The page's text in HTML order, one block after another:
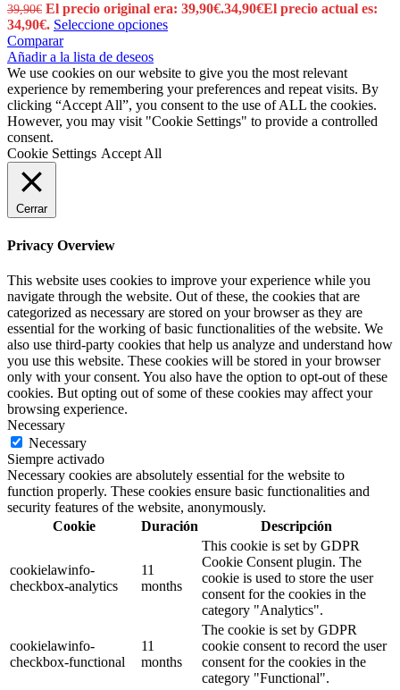
39,90€ El precio original era: 39,90€.34,90€El precio actual es:
34,90€. Seleccione opciones
Comparar
Añadir a la lista de deseos
We use cookies on our website to give you the most relevant
experience by remembering your preferences and repeat visits. By
clicking “Accept All”, you consent to the use of ALL the cookies.
However, you may visit "Cookie Settings" to provide a controlled
consent.
Cookie Settings Accept All
Cerrar
Privacy Overview
This website uses cookies to improve your experience while you
navigate through the website. Out of these, the cookies that are
categorized as necessary are stored on your browser as they are
essential for the working of basic functionalities of the website. We
also use third-party cookies that help us analyze and understand how
you use this website. These cookies will be stored in your browser
only with your consent. You also have the option to opt-out of these
cookies. But opting out of some of these cookies may affect your
browsing experience.
Necessary
Necessary
Siempre activado
Necessary cookies are absolutely essential for the website to
function properly. These cookies ensure basic functionalities and
security features of the website, anonymously.
Cookie
Duración Descripción
cookielawinfo-
checkbox-analytics
11
months
This cookie is set by GDPR
Cookie Consent plugin. The
cookie is used to store the user
consent for the cookies in the
category "Analytics".
cookielawinfo-
checkbox-functional
11
months
The cookie is set by GDPR
cookie consent to record the user
consent for the cookies in the
category "Functional".